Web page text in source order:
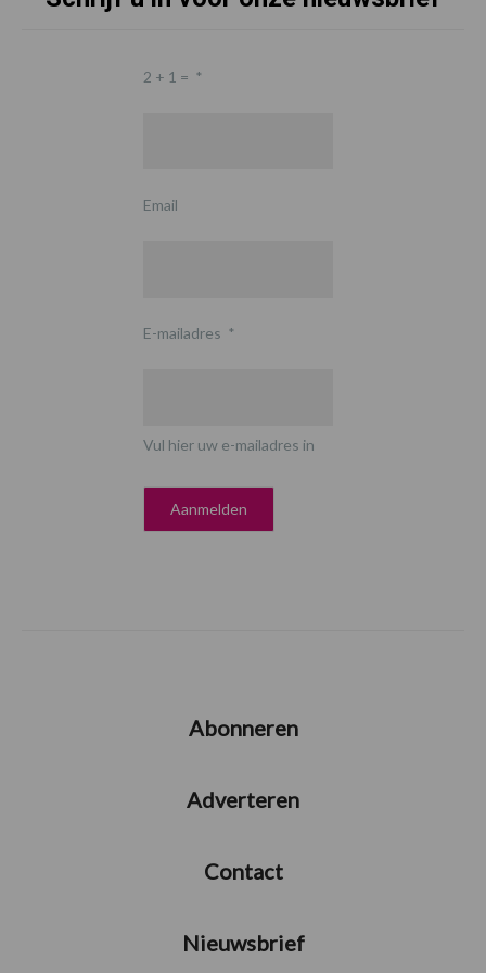
2 + 1 = *
Email
E-mailadres *
Vul hier uw e-mailadres in
Abonneren
Adverteren
Contact
Nieuwsbrief